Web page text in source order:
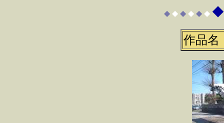
◆ ◆ ◆ ◆ ◆ ◆ ◆
作品名